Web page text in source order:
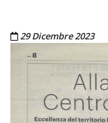
Pubblicato il
29 Dicembre 2023